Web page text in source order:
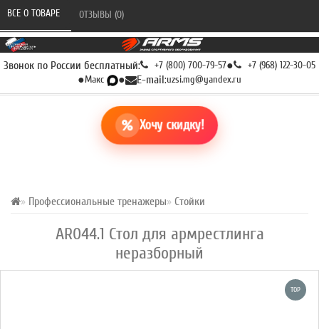
Звонок по России бесплатный: +7 (800) 700-79-57● +7 (968) 122-30-05
●Макс ● E-mail:uzsi.mg@yandex.ru
Хочу скидку!
Профессиональные тренажеры Стойки
AR044.1 Стол для армрестлинга
неразборный
ВСЕ О ТОВАРЕ ОТЗЫВЫ (0)
TOP